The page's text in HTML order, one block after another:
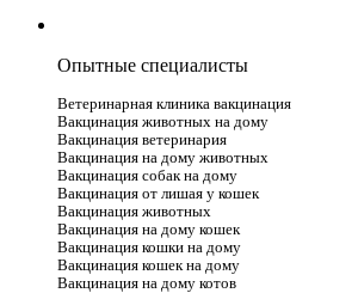
Опытные специалисты
Ветеринарная клиника вакцинация
Вакцинация животных на дому
Вакцинация ветеринария
Вакцинация на дому животных
Вакцинация собак на дому
Вакцинация от лишая у кошек
Вакцинация животных
Вакцинация на дому кошек
Вакцинация кошки на дому
Вакцинация кошек на дому
Вакцинация на дому котов